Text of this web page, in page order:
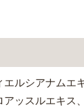
エルシアナムエ
アッスルエキス